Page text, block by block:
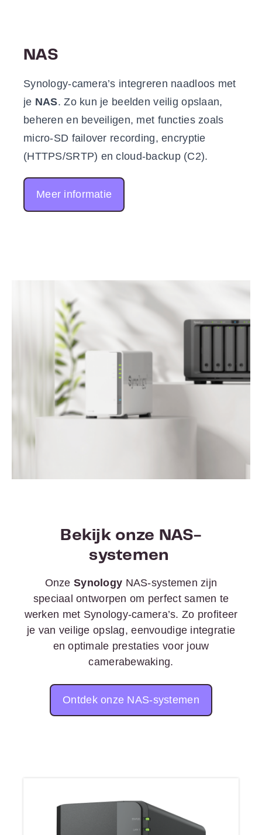
NAS
Synology-camera’s integreren naadloos met
je NAS. Zo kun je beelden veilig opslaan,
beheren en beveiligen, met functies zoals
micro-SD failover recording, encryptie
(HTTPS/SRTP) en cloud-backup (C2).
Meer informatie
Bekijk onze NAS-
systemen
OnzeSynology NAS-systemen zijn
speciaal ontworpen om perfect samen te
werken met Synology-camera’s. Zo profiteer
je van veilige opslag, eenvoudige integratie
en optimale prestaties voor jouw
camerabewaking.
Ontdek onze NAS-systemen